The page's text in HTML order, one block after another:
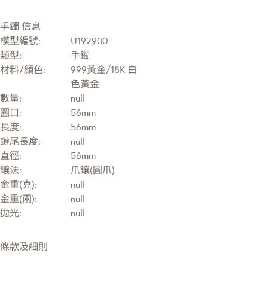
手鐲 信息
模型編號:
U192900
類型:
手鐲
材料/顔色:
999黃金/18K 白
色黃金
數量:
null
圈口:
56mm
長度:
56mm
鏈尾長度:
null
直徑:
56mm
鑲法:
爪鑲(圓爪)
金重(克):
null
金重(兩):
null
拋光:
null
條款及細則